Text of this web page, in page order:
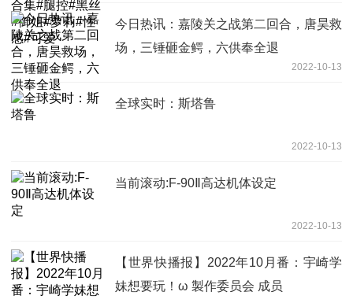
今日热讯：嘉陵关之战第二回合，唐昊救
场，三锤砸金鳄，六供奉全退
2022-10-13
全球实时：斯塔鲁
2022-10-13
当前滚动:F-90Ⅱ高达机体设定
2022-10-13
【世界快播报】2022年10月番：宇崎学
妹想要玩！ω 製作委员会 成员